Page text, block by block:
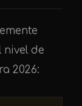
nivel de
2026: